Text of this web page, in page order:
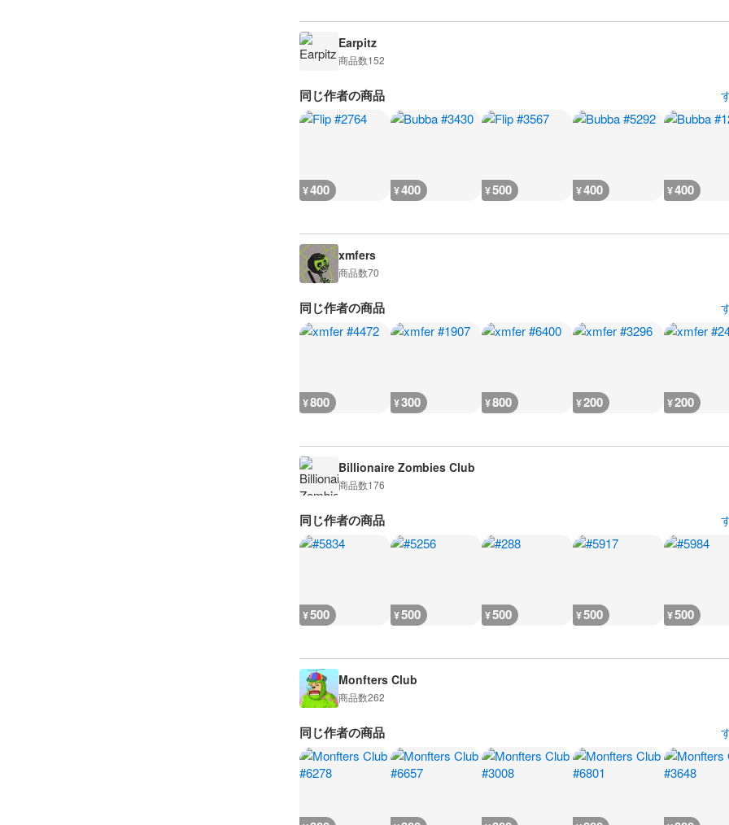
Earpitz
商品数152
同じ作者の商品
¥400 ¥400 ¥500 ¥400 ¥400
xmfers
商品数70
同じ作者の商品
¥800 ¥300 ¥800 ¥200 ¥200
Billionaire Zombies Club
商品数176
同じ作者の商品
¥500 ¥500 ¥500 ¥500 ¥500
Monfters Club
商品数262
同じ作者の商品